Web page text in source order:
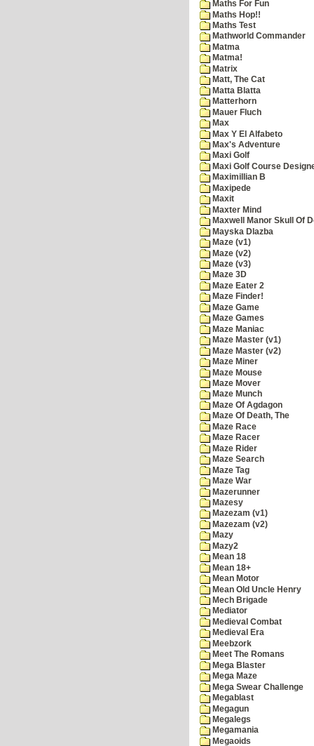
Maths For Fun
Maths Hop!!
Maths Test
Mathworld Commander
Matma
Matma!
Matrix
Matt, The Cat
Matta Blatta
Matterhorn
Mauer Fluch
Max
Max Y El Alfabeto
Max's Adventure
Maxi Golf
Maxi Golf Course
Maximillian B
Maxipede
Maxit
Maxter Mind
Maxwell Manor Skull Of
Mayska Dlazba
Maze (v1)
Maze (v2)
Maze (v3)
Maze 3D
Maze Eater 2
Maze Finder!
Maze Game
Maze Games
Maze Maniac
Maze Master (v1)
Maze Master (v2)
Maze Miner
Maze Mouse
Maze Mover
Maze Munch
Maze Of Agdagon
Maze Of Death, The
Maze Race
Maze Racer
Maze Rider
Maze Search
Maze Tag
Maze War
Mazerunner
Mazesy
Mazezam (v1)
Mazezam (v2)
Mazy
Mazy2
Mean 18
Mean 18+
Mean Motor
Mean Old Uncle Henry
Mech Brigade
Mediator
Medieval Combat
Medieval Era
Meebzork
Meet The Romans
Mega Blaster
Mega Maze
Mega Swear Challenge
Megablast
Megagun
Megalegs
Megamania
Megaoids